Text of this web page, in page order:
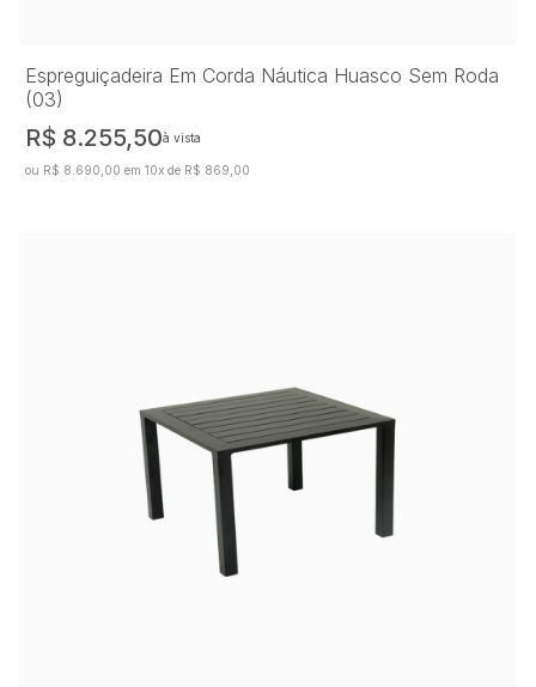
Espreguiçadeira Em Corda Náutica Huasco Sem Roda
(03)
R$ 8.255,50à vista
ou R$ 8.690,00 em 10x de R$ 869,00